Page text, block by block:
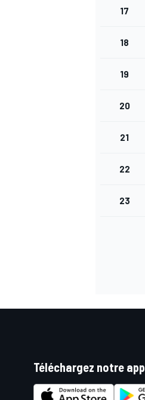
17
18
19
20
21
22
23
Téléchargez notre app